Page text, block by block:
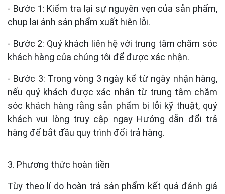
- Bước 1: Kiểm tra lại sự nguyên vẹn của sản phẩm,
chụp lại ảnh sản phẩm xuất hiện lỗi.
- Bước 2: Quý khách liên hệ với trung tâm chăm sóc
khách hàng của chúng tôi để được xác nhận.
- Bước 3: Trong vòng 3 ngày kể từ ngày nhận hàng,
nếu quý khách được xác nhận từ trung tâm chăm
sóc khách hàng rằng sản phẩm bị lỗi kỹ thuật, quý
khách vui lòng truy cập ngay Hướng dẫn đổi trả
hàng để bắt đầu quy trình đổi trả hàng.
3. Phương thức hoàn tiền
Tùy theo lí do hoàn trả sản phẩm kết quả đánh giá